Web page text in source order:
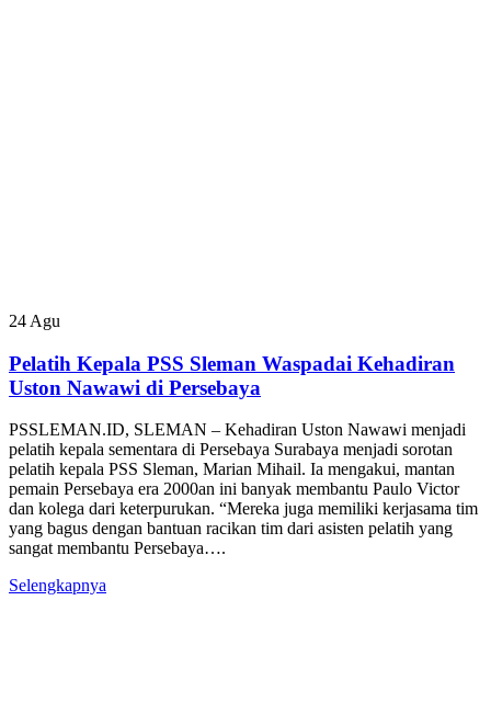
24 Agu
Pelatih Kepala PSS Sleman Waspadai Kehadiran
Uston Nawawi di Persebaya
PSSLEMAN.ID, SLEMAN – Kehadiran Uston Nawawi menjadi
pelatih kepala sementara di Persebaya Surabaya menjadi sorotan
pelatih kepala PSS Sleman, Marian Mihail. Ia mengakui, mantan
pemain Persebaya era 2000an ini banyak membantu Paulo Victor
dan kolega dari keterpurukan. “Mereka juga memiliki kerjasama tim
yang bagus dengan bantuan racikan tim dari asisten pelatih yang
sangat membantu Persebaya….
Selengkapnya